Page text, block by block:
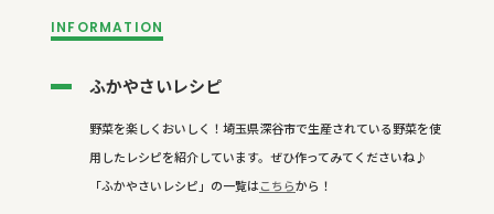
INFORMATION
ふかやさいレシピ
野菜を楽しくおいしく！埼玉県深谷市で生産されている野菜を使
用したレシピを紹介しています。ぜひ作ってみてくださいね♪
「ふかやさいレシピ」の一覧はこちらから！